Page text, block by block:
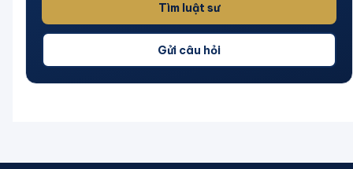
Tìm luật sư
Gửi câu hỏi